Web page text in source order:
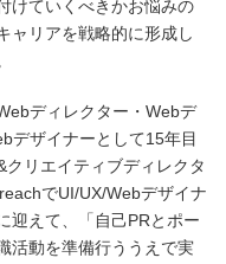
けていくべきかお悩みの
ャリアを戦略的に形成し
ディレクター・Webデ
デザイナーとして15年目
リエイティブディレクタ
でUI/UX/Webデザイナ
迎えて、「自己PRとポー
活動を準備行ううえで実